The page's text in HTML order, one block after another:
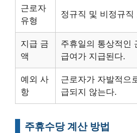
근로자
유형
정규직 및 비정규직
지급 금
액
주휴일의 통상적인
급여가 지급된다.
예외 사
항
근로자가 자발적으
급되지 않는다.
주휴수당 계산 방법